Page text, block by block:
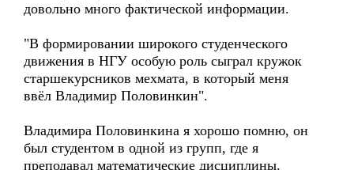
довольно много фактической информации.
"В формировании широкого студенческого
движения в НГУ особую роль сыграл кружок
старшекурсников мехмата, в который меня
ввёл Владимир Половинкин".
Владимира Половинкина я хорошо помню, он
был студентом в одной из групп, где я
преподавал математические дисциплины.